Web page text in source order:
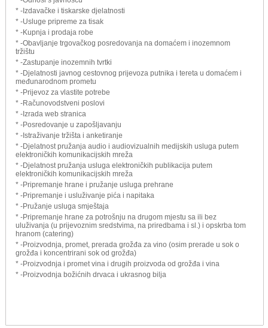
* -Izdavačke i tiskarske djelatnosti
* -Usluge pripreme za tisak
* -Kupnja i prodaja robe
* -Obavljanje trgovačkog posredovanja na domaćem i inozemnom
tržištu
* -Zastupanje inozemnih tvrtki
* -Djelatnosti javnog cestovnog prijevoza putnika i tereta u domaćem i
međunarodnom prometu
* -Prijevoz za vlastite potrebe
* -Računovodstveni poslovi
* -Izrada web stranica
* -Posredovanje u zapošljavanju
* -Istraživanje tržišta i anketiranje
* -Djelatnost pružanja audio i audiovizualnih medijskih usluga putem
elektroničkih komunikacijskih mreža
* -Djelatnost pružanja usluga elektroničkih publikacija putem
elektroničkih komunikacijskih mreža
* -Pripremanje hrane i pružanje usluga prehrane
* -Pripremanje i usluživanje pića i napitaka
* -Pružanje usluga smještaja
* -Pripremanje hrane za potrošnju na drugom mjestu sa ili bez
uluživanja (u prijevoznim sredstvima, na priredbama i sl.) i opskrba tom
hranom (catering)
* -Proizvodnja, promet, prerada grožđa za vino (osim prerade u sok o
grožđa i koncentrirani sok od grožđa)
* -Proizvodnja i promet vina i drugih proizvoda od grožđa i vina
* -Proizvodnja božićnih drvaca i ukrasnog bilja